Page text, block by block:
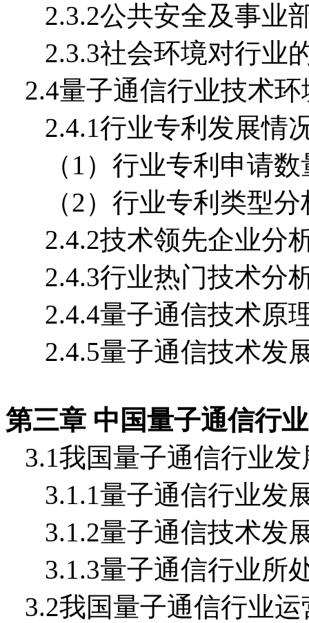
2.3.2公共安全及事业
2.3.3社会环境对行业
2.4量子通信行业技术
2.4.1行业专利发展情
（1）行业专利申请数
（2）行业专利类型分
2.4.2技术领先企业分
2.4.3行业热门技术分
2.4.4量子通信技术原
2.4.5量子通信技术发
第三章 中国量子通信行
3.1我国量子通信行业
3.1.1量子通信行业发
3.1.2量子通信技术发
3.1.3量子通信行业所
3.2我国量子通信行业